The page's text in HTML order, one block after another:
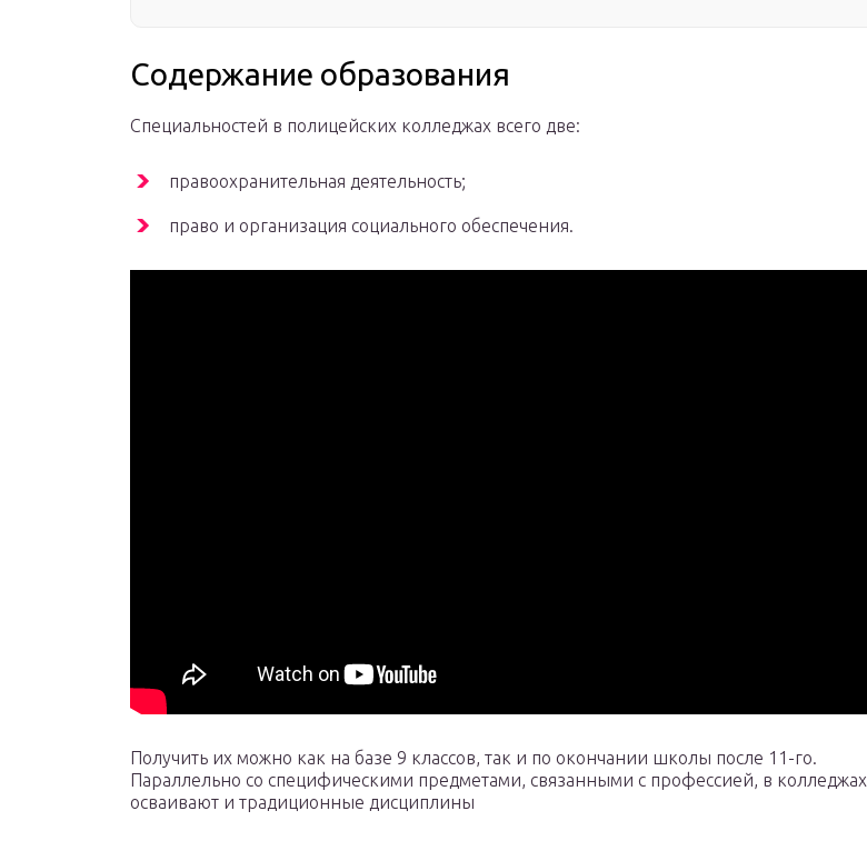
Содержание образования
Специальностей в полицейских колледжах всего две:
правоохранительная деятельность;
право и организация социального обеспечения.
Получить их можно как на базе 9 классов, так и по окончании школы после 11-го.
Параллельно со специфическими предметами, связанными с профессией, в колледжах
осваивают и традиционные дисциплины